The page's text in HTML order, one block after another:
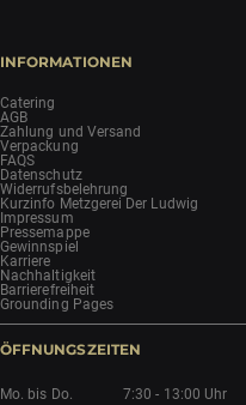
INFORMATIONEN
Catering
AGB
Zahlung und Versand
Verpackung
FAQS
Datenschutz
Widerrufsbelehrung
Kurzinfo Metzgerei Der Ludwig
Impressum
Pressemappe
Gewinnspiel
Karriere
Nachhaltigkeit
Barrierefreiheit
Grounding Pages
ÖFFNUNGSZEITEN
Mo. bis Do. 7:30 - 13:00 Uhr